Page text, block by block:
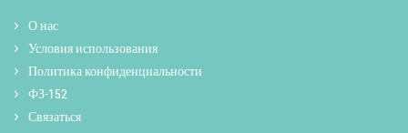
О нас
Условия использования
Политика конфиденциальности
ФЗ-152
Связаться